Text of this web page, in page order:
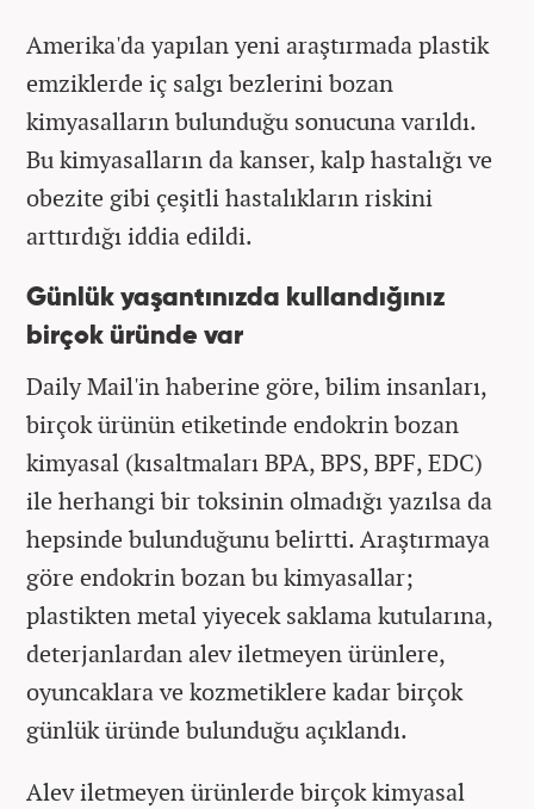
Amerika'da yapılan yeni araştırmada plastik
emziklerde iç salgı bezlerini bozan
kimyasalların bulunduğu sonucuna varıldı.
Bu kimyasalların da kanser, kalp hastalığı ve
obezite gibi çeşitli hastalıkların riskini
arttırdığı iddia edildi.
Günlük yaşantınızda kullandığınız
birçok üründe var
Daily Mail'in haberine göre, bilim insanları,
birçok ürünün etiketinde endokrin bozan
kimyasal (kısaltmaları BPA, BPS, BPF, EDC)
ile herhangi bir toksinin olmadığı yazılsa da
hepsinde bulunduğunu belirtti. Araştırmaya
göre endokrin bozan bu kimyasallar;
plastikten metal yiyecek saklama kutularına,
deterjanlardan alev iletmeyen ürünlere,
oyuncaklara ve kozmetiklere kadar birçok
günlük üründe bulunduğu açıklandı.
Alev iletmeyen ürünlerde birçok kimyasal